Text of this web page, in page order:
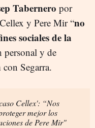
Tabernero por
y Pere Mir “no
sociales de la
personal y de
Segarra.
Cellex': “Nos
mejor los
de Pere Mir"